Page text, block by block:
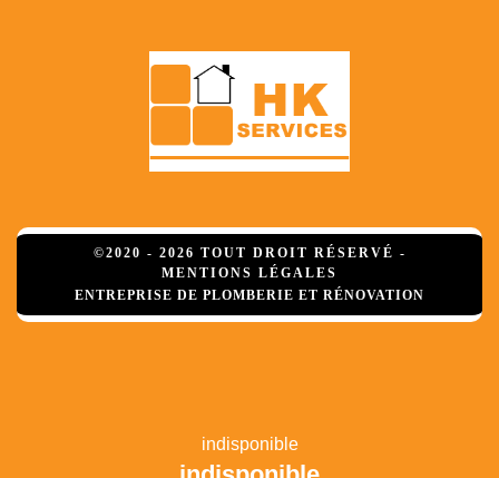
©2020 - 2026 TOUT DROIT RÉSERVÉ -
MENTIONS LÉGALES
ENTREPRISE DE PLOMBERIE ET RÉNOVATION
indisponible